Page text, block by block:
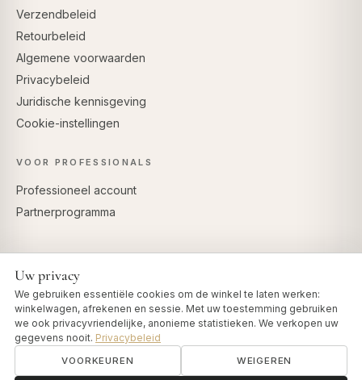
Verzendbeleid
Retourbeleid
Algemene voorwaarden
Privacybeleid
Juridische kennisgeving
Cookie-instellingen
VOOR PROFESSIONALS
Professioneel account
Partnerprogramma
Uw privacy
We gebruiken essentiële cookies om de winkel te laten werken:
winkelwagen, afrekenen en sessie. Met uw toestemming gebruiken
we ook privacyvriendelijke, anonieme statistieken. We verkopen uw
gegevens nooit. Privacybeleid
VOORKEUREN WEIGEREN